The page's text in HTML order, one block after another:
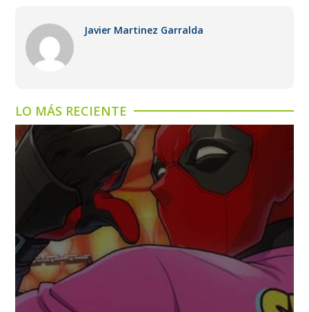
Javier Martinez Garralda
LO MÁS RECIENTE